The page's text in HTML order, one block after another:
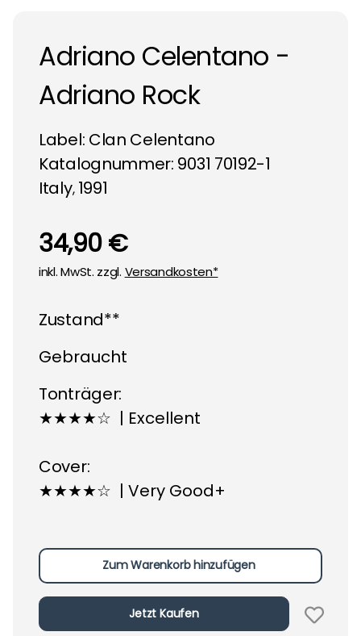
Adriano Celentano -
Adriano Rock
Label: Clan Celentano
Katalognummer: 9031 70192-1
Italy, 1991
34,90 €
inkl. MwSt. zzgl. Versandkosten*
Zustand**
Gebraucht
Tonträger:
★★★★☆ | Excellent
Cover:
★★★★☆ | Very Good+
Zum Warenkorb hinzufügen
Jetzt Kaufen